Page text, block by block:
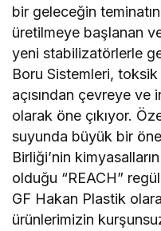
bir geleceğin
üretilmeye başlanan
yeni stabilizatörlerle
Boru Sistemleri, toksik
açısından çevreye ve
olarak öne çıkıyor.
suyunda büyük bir
Birliği’nin
olduğu “REACH”
GF Hakan Plastik
ürünlerimizin